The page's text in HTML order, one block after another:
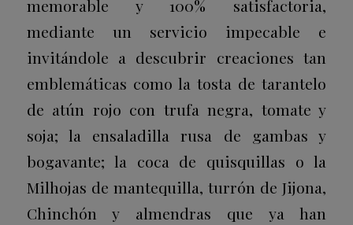
memorable y 100% satisfactoria,
mediante un servicio impecable e
invitándole a descubrir creaciones tan
emblemáticas como la tosta de tarantelo
de atún rojo con trufa negra, tomate y
soja; la ensaladilla rusa de gambas y
bogavante; la coca de quisquillas o la
Milhojas de mantequilla, turrón de Jijona,
Chinchón y almendras que ya han